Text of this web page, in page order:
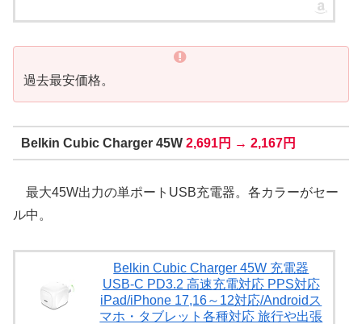
過去最安価格。
Belkin Cubic Charger 45W 2,691円 → 2,167円
最大45W出力の単ポートUSB充電器。各カラーがセー
ル中。
Belkin Cubic Charger 45W 充電器
USB-C PD3.2 高速充電対応 PPS対応
iPad/iPhone 17,16～12対応/Androidス
マホ・タブレット各種対応 旅行や出張